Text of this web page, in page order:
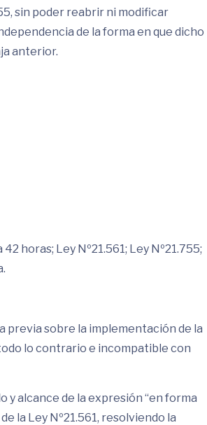
sin poder reabrir ni modificar
de la forma en que dicho
anterior.
horas; Ley Nº21.561; Ley Nº21.755;
sobre la implementación de la
lo contrario e incompatible con
y alcance de la expresión “en forma
la Ley Nº21.561, resolviendo la